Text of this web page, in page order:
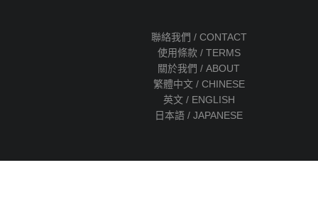
聯絡我們 / CONTACT
使用條款 / TERMS
關於我們 / ABOUT
繁體中文 / CHINESE
英文 / ENGLISH
日本語 / JAPANESE